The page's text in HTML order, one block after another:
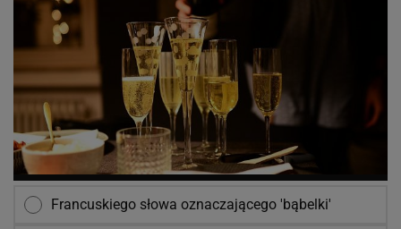
Francuskiego słowa oznaczającego 'bąbelki'